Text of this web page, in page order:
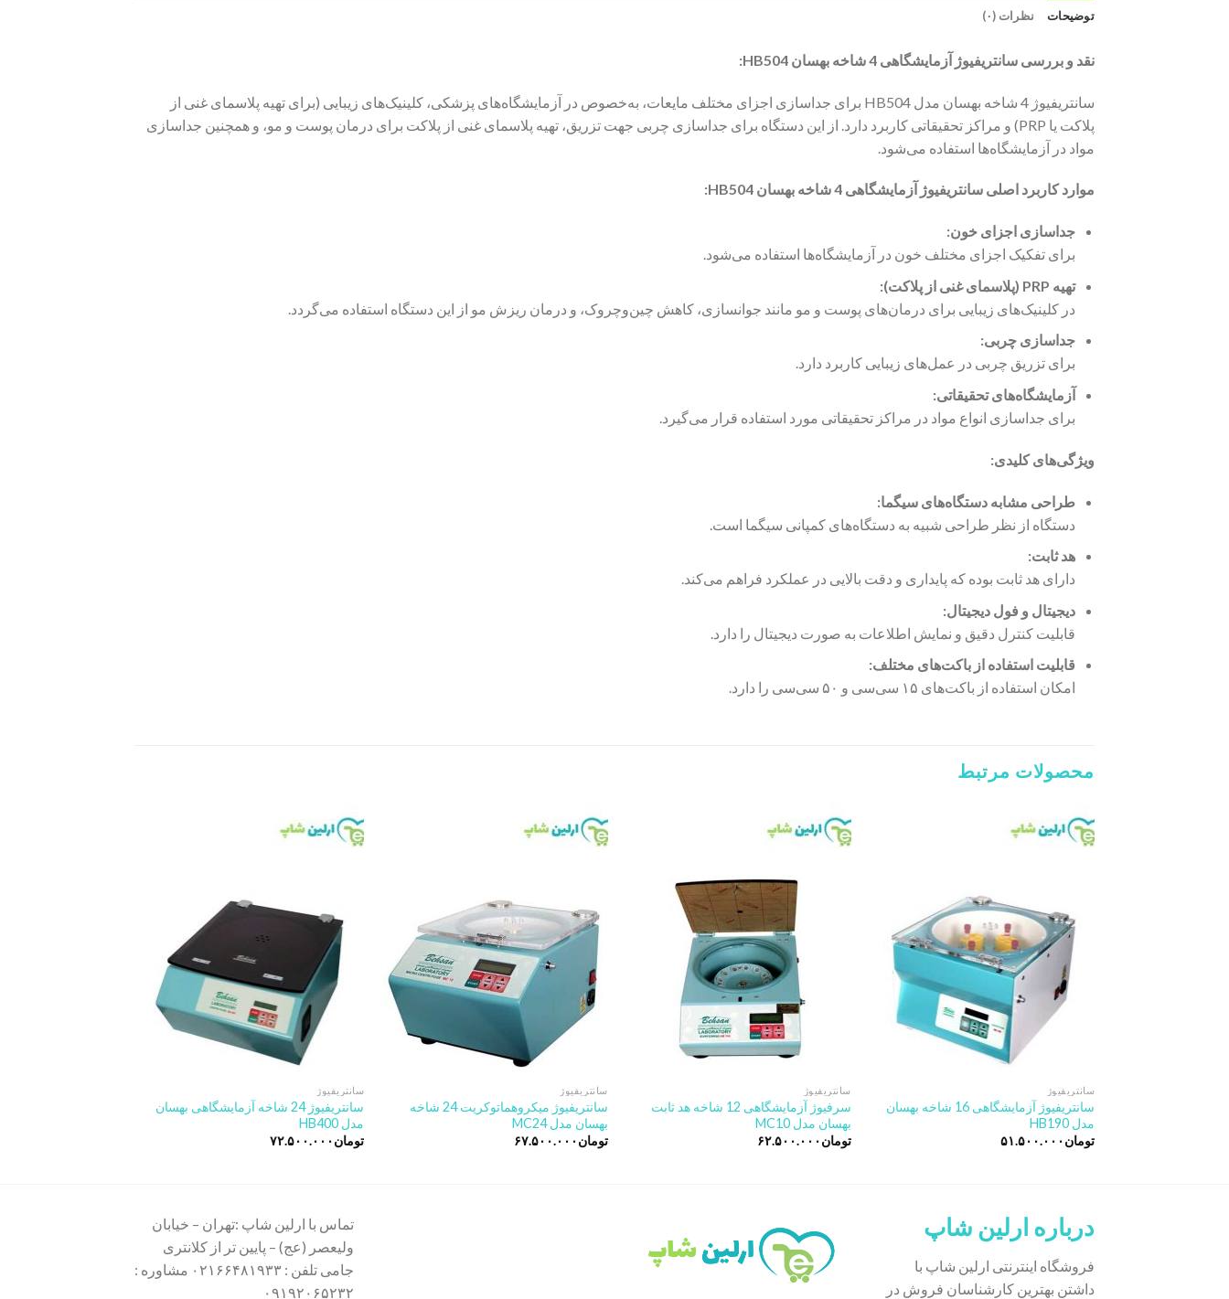
توضیحات نظرات (۰)
نقد و بررسی سانتریفیوژ آزمایشگاهی 4 شاخه بهسان HB504:
سانتریفیوژ 4 شاخه بهسان مدل HB504 برای جداسازی اجزای مختلف مایعات، به‌خصوص در آزمایشگاه‌های پزشکی، کلینیک‌های زیبایی (برای تهیه پلاسمای غنی از
پلاکت یا PRP) و مراکز تحقیقاتی کاربرد دارد. از این دستگاه برای جداسازی چربی جهت تزریق، تهیه پلاسمای غنی از پلاکت برای درمان پوست و مو، و همچنین جداسازی
مواد در آزمایشگاه‌ها استفاده می‌شود.
موارد کاربرد اصلی سانتریفیوژ آزمایشگاهی 4 شاخه بهسان HB504:
جداسازی اجزای خون:
برای تفکیک اجزای مختلف خون در آزمایشگاه‌ها استفاده می‌شود.
تهیه PRP (پلاسمای غنی از پلاکت):
در کلینیک‌های زیبایی برای درمان‌های پوست و مو مانند جوانسازی، کاهش چین‌وچروک، و درمان ریزش مو از این دستگاه استفاده می‌گردد.
جداسازی چربی:
برای تزریق چربی در عمل‌های زیبایی کاربرد دارد.
آزمایشگاه‌های تحقیقاتی:
برای جداسازی انواع مواد در مراکز تحقیقاتی مورد استفاده قرار می‌گیرد.
ویژگی‌های کلیدی:
طراحی مشابه دستگاه‌های سیگما:
دستگاه از نظر طراحی شبیه به دستگاه‌های کمپانی سیگما است.
هد ثابت:
دارای هد ثابت بوده که پایداری و دقت بالایی در عملکرد فراهم می‌کند.
دیجیتال و فول دیجیتال:
قابلیت کنترل دقیق و نمایش اطلاعات به صورت دیجیتال را دارد.
قابلیت استفاده از باکت‌های مختلف:
امکان استفاده از باکت‌های ۱۵ سی‌سی و ۵۰ سی‌سی را دارد.
محصولات مرتبط
سانتریفیوژ
سانتریفیوژ آزمایشگاهی 16 شاخه بهسان
مدل HB190
تومان۵۱.۵۰۰.۰۰۰
سانتریفیوژ
سرفیوژ آزمایشگاهی 12 شاخه هد ثابت
بهسان مدل MC10
تومان۶۲.۵۰۰.۰۰۰
سانتریفیوژ
سانتریفیوژ میکروهماتوکریت 24 شاخه
بهسان مدل MC24
تومان۶۷.۵۰۰.۰۰۰
سانتریفیوژ
سانتریفیوژ 24 شاخه آزمایشگاهی بهسان
مدل HB400
تومان۷۲.۵۰۰.۰۰۰
درباره ارلین شاپ
فروشگاه اینترنتی ارلین شاپ با
داشتن بهترین کارشناسان فروش در
تماس با ارلین شاپ :تهران – خیابان
ولیعصر (عج) – پایین تر از کلانتری
جامی تلفن : ۰۲۱۶۶۴۸۱۹۳۳ مشاوره :
۰۹۱۹۲۰۶۵۲۳۲